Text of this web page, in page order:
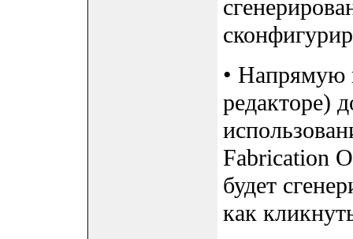
• Напрямую
редакторе)
Fabrication
будет
как